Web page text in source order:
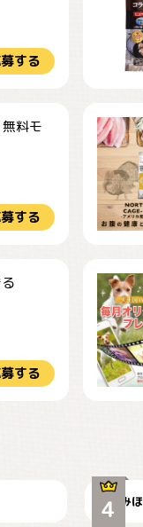
する
料モ
する
する
みほ